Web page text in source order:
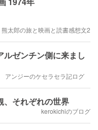
熊太郎の旅と映画と読書感想文2
ルゼンチン側に来まし
アンジーのケセラセラ記ログ
、それぞれの世界
kerokichiのブログ